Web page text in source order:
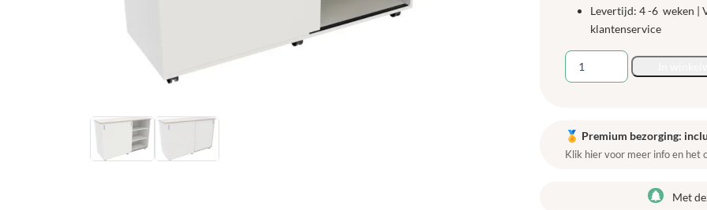
Levertijd: 4 -6 weken |
klantenservice
Flex-
kast
Schuifdeuren
Wit
🏅 Premium bezorging:
Klik hier voor meer info en het
Met